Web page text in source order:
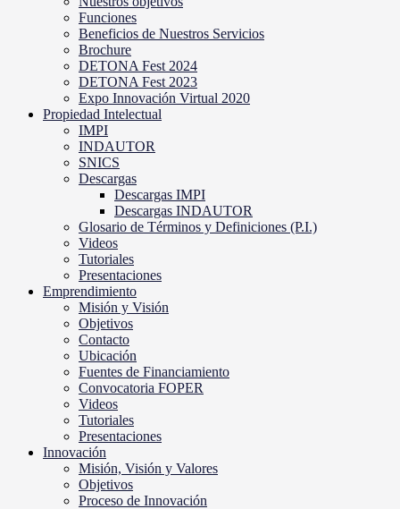
Funciones
Beneficios de Nuestros Servicios
Brochure
DETONA Fest 2024
DETONA Fest 2023
Expo Innovación Virtual 2020
Propiedad Intelectual
IMPI
INDAUTOR
SNICS
Descargas
Descargas IMPI
Descargas INDAUTOR
Glosario de Términos y Definiciones (P.I.)
Videos
Tutoriales
Presentaciones
Emprendimiento
Misión y Visión
Objetivos
Contacto
Ubicación
Fuentes de Financiamiento
Convocatoria FOPER
Videos
Tutoriales
Presentaciones
Innovación
Misión, Visión y Valores
Objetivos
Proceso de Innovación